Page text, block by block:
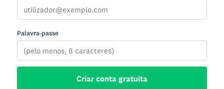
Palavra-passe
Criar conta gratuita